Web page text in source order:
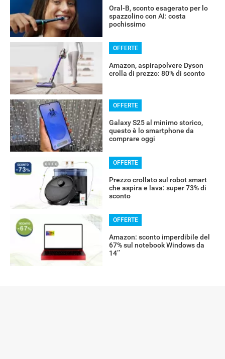
RECENSIONI
Oral-B, sconto esagerato per lo
spazzolino con AI: costa
pochissimo
OFFERTE
Amazon, aspirapolvere Dyson
crolla di prezzo: 80% di sconto
OFFERTE
Galaxy S25 al minimo storico,
questo è lo smartphone da
comprare oggi
OFFERTE
Prezzo crollato sul robot smart
che aspira e lava: super 73% di
sconto
OFFERTE
Amazon: sconto imperdibile del
67% sul notebook Windows da
14’’